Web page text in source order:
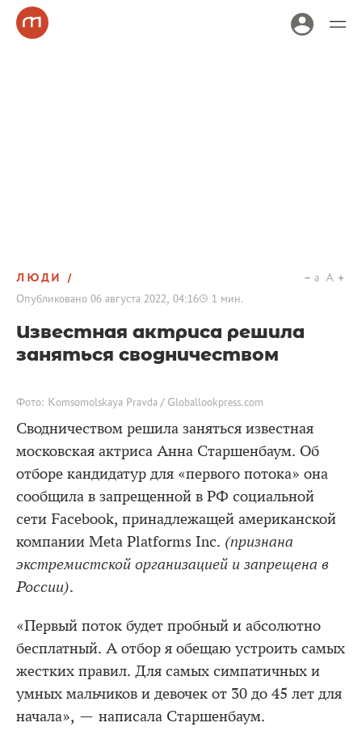
ЛЮДИ
Опубликовано 06 августа 2022, 04:16 1 мин.
a A
Известная актриса решила
заняться сводничеством
Фото: Komsomolskaya Pravda / Globallookpress.com
Сводничеством решила заняться известная
московская актриса Анна Старшенбаум. Об
отборе кандидатур для «первого потока» она
сообщила в запрещенной в РФ социальной
сети Facebook, принадлежащей американской
компании Meta Platforms Inc. (признана
экстремистской организацией и запрещена в
России).
«Первый поток будет пробный и абсолютно
бесплатный. А отбор я обещаю устроить самых
жестких правил. Для самых симпатичных и
умных мальчиков и девочек от 30 до 45 лет для
начала», — написала Старшенбаум.